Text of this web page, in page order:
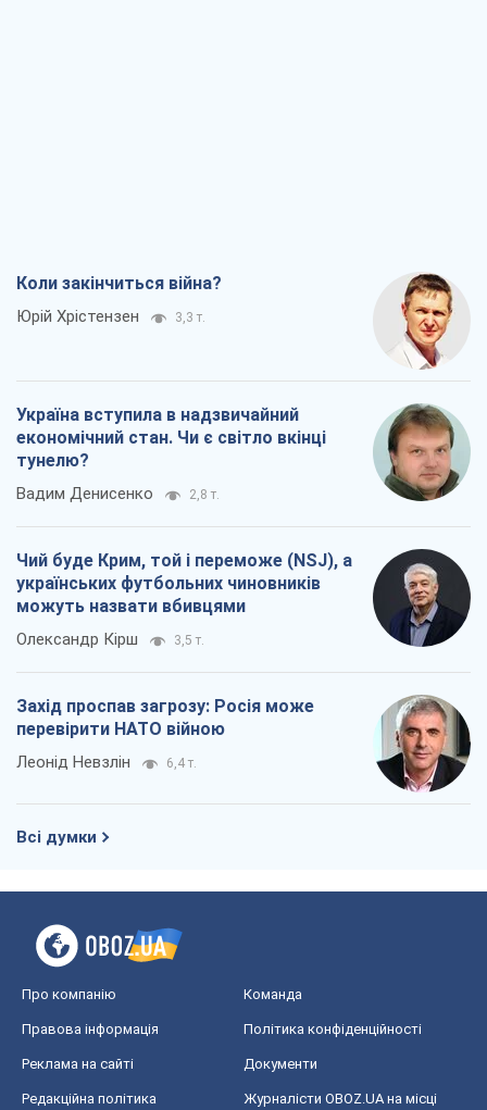
Коли закінчиться війна?
Юрій Хрістензен 3,3 т.
Україна вступила в надзвичайний
економічний стан. Чи є світло вкінці
тунелю?
Вадим Денисенко 2,8 т.
Чий буде Крим, той і переможе (NSJ), а
українських футбольних чиновників
можуть назвати вбивцями
Олександр Кірш 3,5 т.
Захід проспав загрозу: Росія може
перевірити НАТО війною
Леонід Невзлін 6,4 т.
Всі думки
Про компанію Команда
Правова інформація Політика конфіденційності
Реклама на сайті Документи
Редакційна політика
Журналісти OBOZ.UA на місці